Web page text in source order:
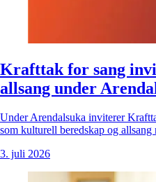
Krafttak for sang
allsang under
Under Arendalsuka inviterer
som kulturell beredskap og
3. juli 2026